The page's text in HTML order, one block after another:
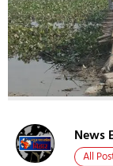
News
All